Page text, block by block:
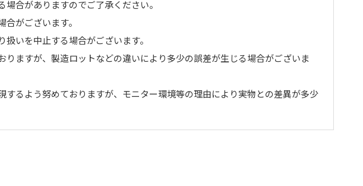
合がありますのでご了承ください。
がございます。
いを中止する場合がございます。
りますが、製造ロットなどの違いにより多少の誤差が生じる場合がございま
するよう努めておりますが、モニター環境等の理由により実物との差異が多少